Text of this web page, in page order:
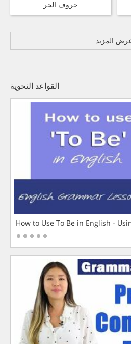
حروف الجر
المزيد
القواعد النحوية
How to Use To Be in English -